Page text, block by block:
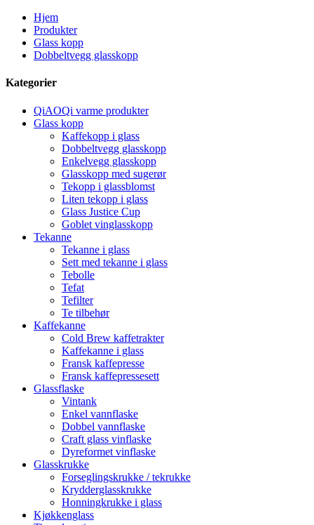
Hjem
Produkter
Glass kopp
Dobbeltvegg glasskopp
Kategorier
QiAOQi varme produkter
Glass kopp
Kaffekopp i glass
Dobbeltvegg glasskopp
Enkelvegg glasskopp
Glasskopp med sugerør
Tekopp i glassblomst
Liten tekopp i glass
Glass Justice Cup
Goblet vinglasskopp
Tekanne
Tekanne i glass
Sett med tekanne i glass
Tebolle
Tefat
Tefilter
Te tilbehør
Kaffekanne
Cold Brew kaffetrakter
Kaffekanne i glass
Fransk kaffepresse
Fransk kaffepressesett
Glassflaske
Vintank
Enkel vannflaske
Dobbel vannflaske
Craft glass vinflaske
Dyreformet vinflaske
Glasskrukke
Forseglingskrukke / tekrukke
Krydderglasskrukke
Honningkrukke i glass
Kjøkkenglass